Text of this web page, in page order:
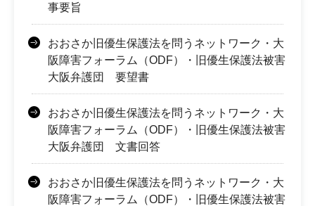
事要旨
おおさか旧優生保護法を問うネットワーク・大
阪障害フォーラム（ODF）・旧優生保護法被害
大阪弁護団 要望書
おおさか旧優生保護法を問うネットワーク・大
阪障害フォーラム（ODF）・旧優生保護法被害
大阪弁護団 文書回答
おおさか旧優生保護法を問うネットワーク・大
阪障害フォーラム（ODF）・旧優生保護法被害